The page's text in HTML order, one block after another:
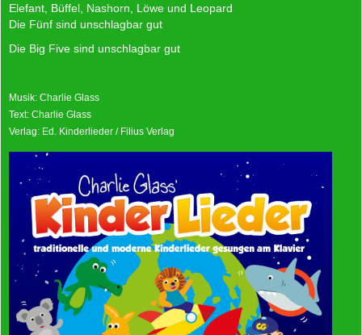
Elefant, Büffel, Nashorn, Löwe und Leopard
Die Fünf sind unschlagbar gut
Die Big Five sind unschlagbar gut
Musik: Charlie Glass
Text: Charlie Glass
Verlag: Ed. Kinderlieder / Filius Verlag